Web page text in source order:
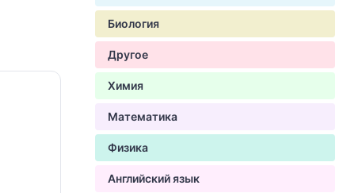
Биология
Другое
Химия
Математика
Физика
Английский язык